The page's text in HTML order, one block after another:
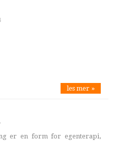
les mer »
er en form for egenterapi,